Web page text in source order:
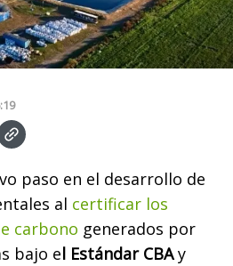
paso en el desarrollo de
al certificar los
carbono generados por
bajo el Estándar CBAy